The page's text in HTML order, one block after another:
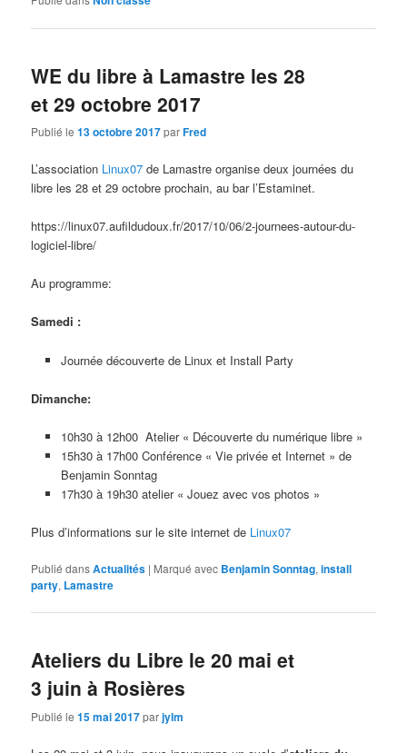
WE du libre à Lamastre les 28
et 29 octobre 2017
Publié le13 octobre 2017parFred
L’association Linux07 de Lamastre organise deux journées du
libre les 28 et 29 octobre prochain, au bar l’Estaminet.
https://linux07.aufildudoux.fr/2017/10/06/2-journees-autour-du-
logiciel-libre/
Au programme:
Samedi :
Journée découverte de Linux et Install Party
Dimanche:
10h30 à 12h00 Atelier « Découverte du numérique libre »
15h30 à 17h00 Conférence « Vie privée et Internet » de
Benjamin Sonntag
17h30 à 19h30 atelier « Jouez avec vos photos »
Plus d’informations sur le site internet de Linux07
Publié dansActualités | Marqué avec Benjamin Sonntag,install
party, Lamastre
Ateliers du Libre le 20 mai et
3 juin à Rosières
Publié le15 mai 2017parjylm